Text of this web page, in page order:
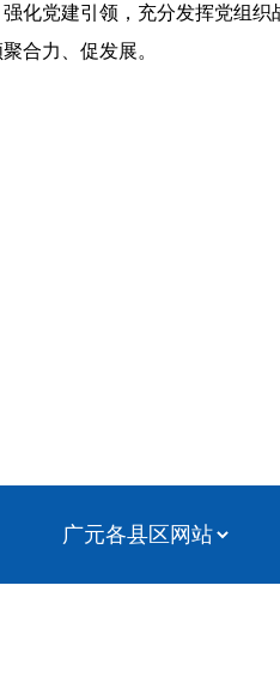
化党建引领，充分发挥党组织
合力、促发展。